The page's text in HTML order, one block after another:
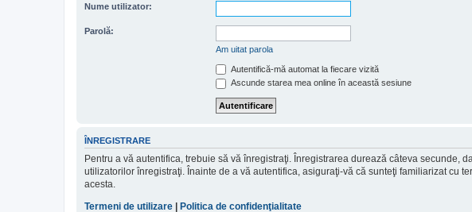
Nume utilizator:
Parolă:
Am uitat parola
Autentifică-mă automat la fiecare vizită
Ascunde starea mea online în această sesiune
ÎNREGISTRARE
Pentru a vă autentifica, trebuie să vă înregistraţi. Înregistrarea durează câteva
utilizatorilor înregistraţi. Înainte de a vă autentifica, asiguraţi-vă că sunteţi familiarizat cu
acesta.
Termeni de utilizare
Politica de confidenţialitate